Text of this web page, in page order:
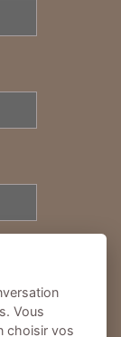
Vous
choisir vos